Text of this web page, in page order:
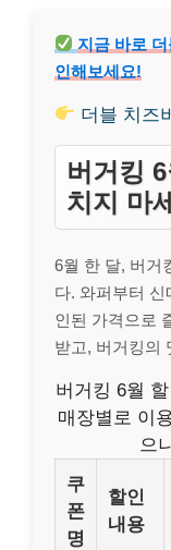
지금 바로
인해보세요!
더블 치즈
버거킹
치지 마
6월 한 달, 버거
다. 와퍼부터
인된 가격으로
받고, 버거킹의
버거킹 6월
매장별로 이
으
쿠
폰
명
할인
내용